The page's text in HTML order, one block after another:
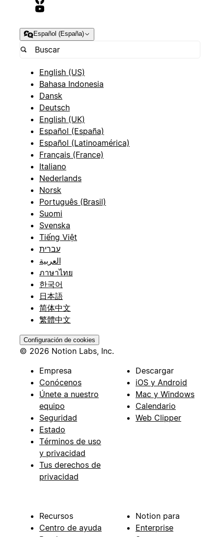
Español (España)
English (US)
Bahasa Indonesia
Dansk
Deutsch
English (UK)
Español (España)
Español (Latinoamérica)
Français (France)
Italiano
Nederlands
Norsk
Português (Brasil)
Suomi
Svenska
Tiếng Việt
עברית
العربية
ภาษาไทย
한국어
日本語
简体中文
繁體中文
Configuración de cookies
© 2026 Notion Labs, Inc.
Empresa
Conócenos
Únete a nuestro
equipo
Seguridad
Estado
Términos de uso
y privacidad
Tus derechos de
privacidad
Descargar
iOS y Android
Mac y Windows
Calendario
Web Clipper
Recursos
Centro de ayuda
Notion para
Enterprise